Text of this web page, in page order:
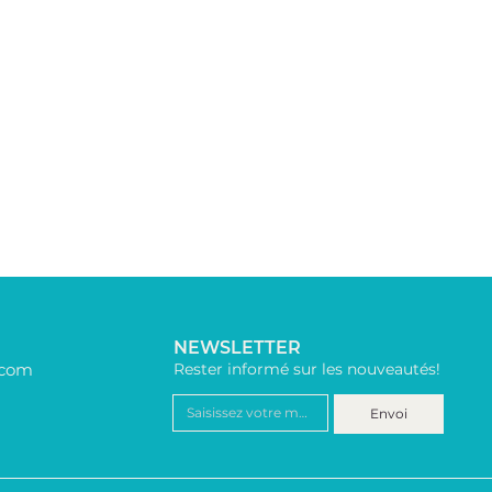
NEWSLETTER
Rester informé sur les nouveautés!
Envoi